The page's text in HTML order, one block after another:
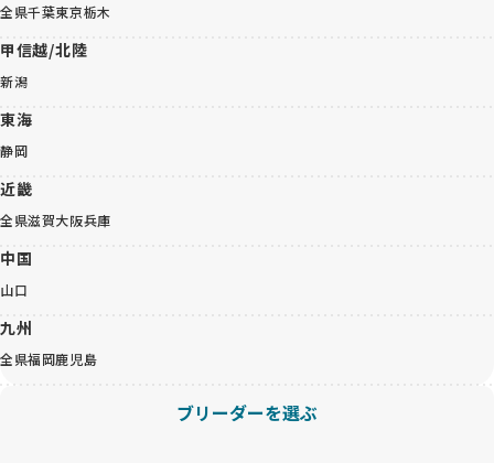
全県千葉東京栃木
甲信越/北陸
新潟
東海
静岡
近畿
全県滋賀大阪兵庫
中国
山口
九州
全県福岡鹿児島
ブリーダーを選ぶ